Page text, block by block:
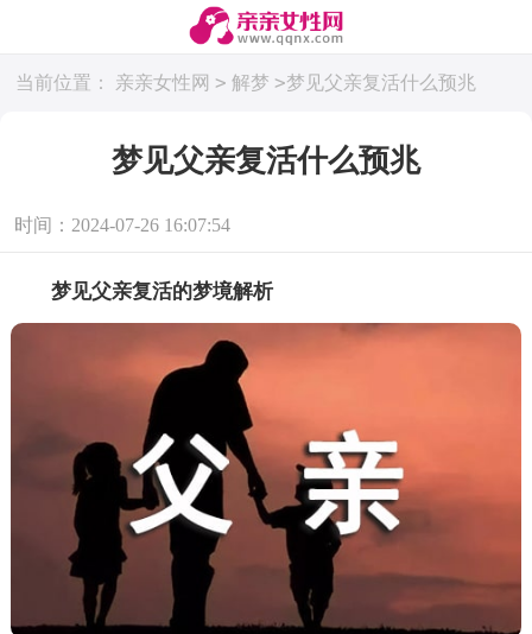
当前位置： 亲亲女性网 > 解梦 >梦见父亲复活什么预兆
梦见父亲复活什么预兆
时间：2024-07-26 16:07:54
梦见父亲复活的梦境解析